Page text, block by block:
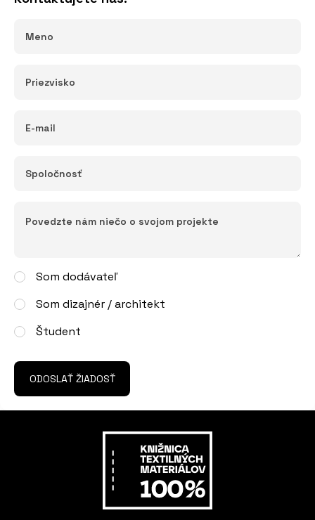
Som dodávateľ
Som dizajnér / architekt
Študent
ODOSLAŤ ŽIADOSŤ